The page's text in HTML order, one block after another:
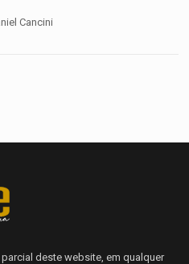
Cancini
deste website, em qualquer